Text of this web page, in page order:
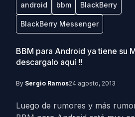
android bbm BlackBerry
BlackBerry Messenger
BBM para Android ya tiene su
descargalo aquí !!
By Sergio Ramos24 agosto, 2013
Luego de rumores y más